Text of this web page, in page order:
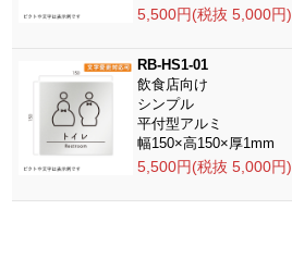
5,500円(税抜 5,000円)
RB-HS1-01
飲食店向け
シンプル
平付型アルミ
幅150×高150×厚1mm
5,500円(税抜 5,000円)